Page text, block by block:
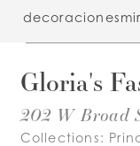
Gloria's
202 W Broad
Collections: